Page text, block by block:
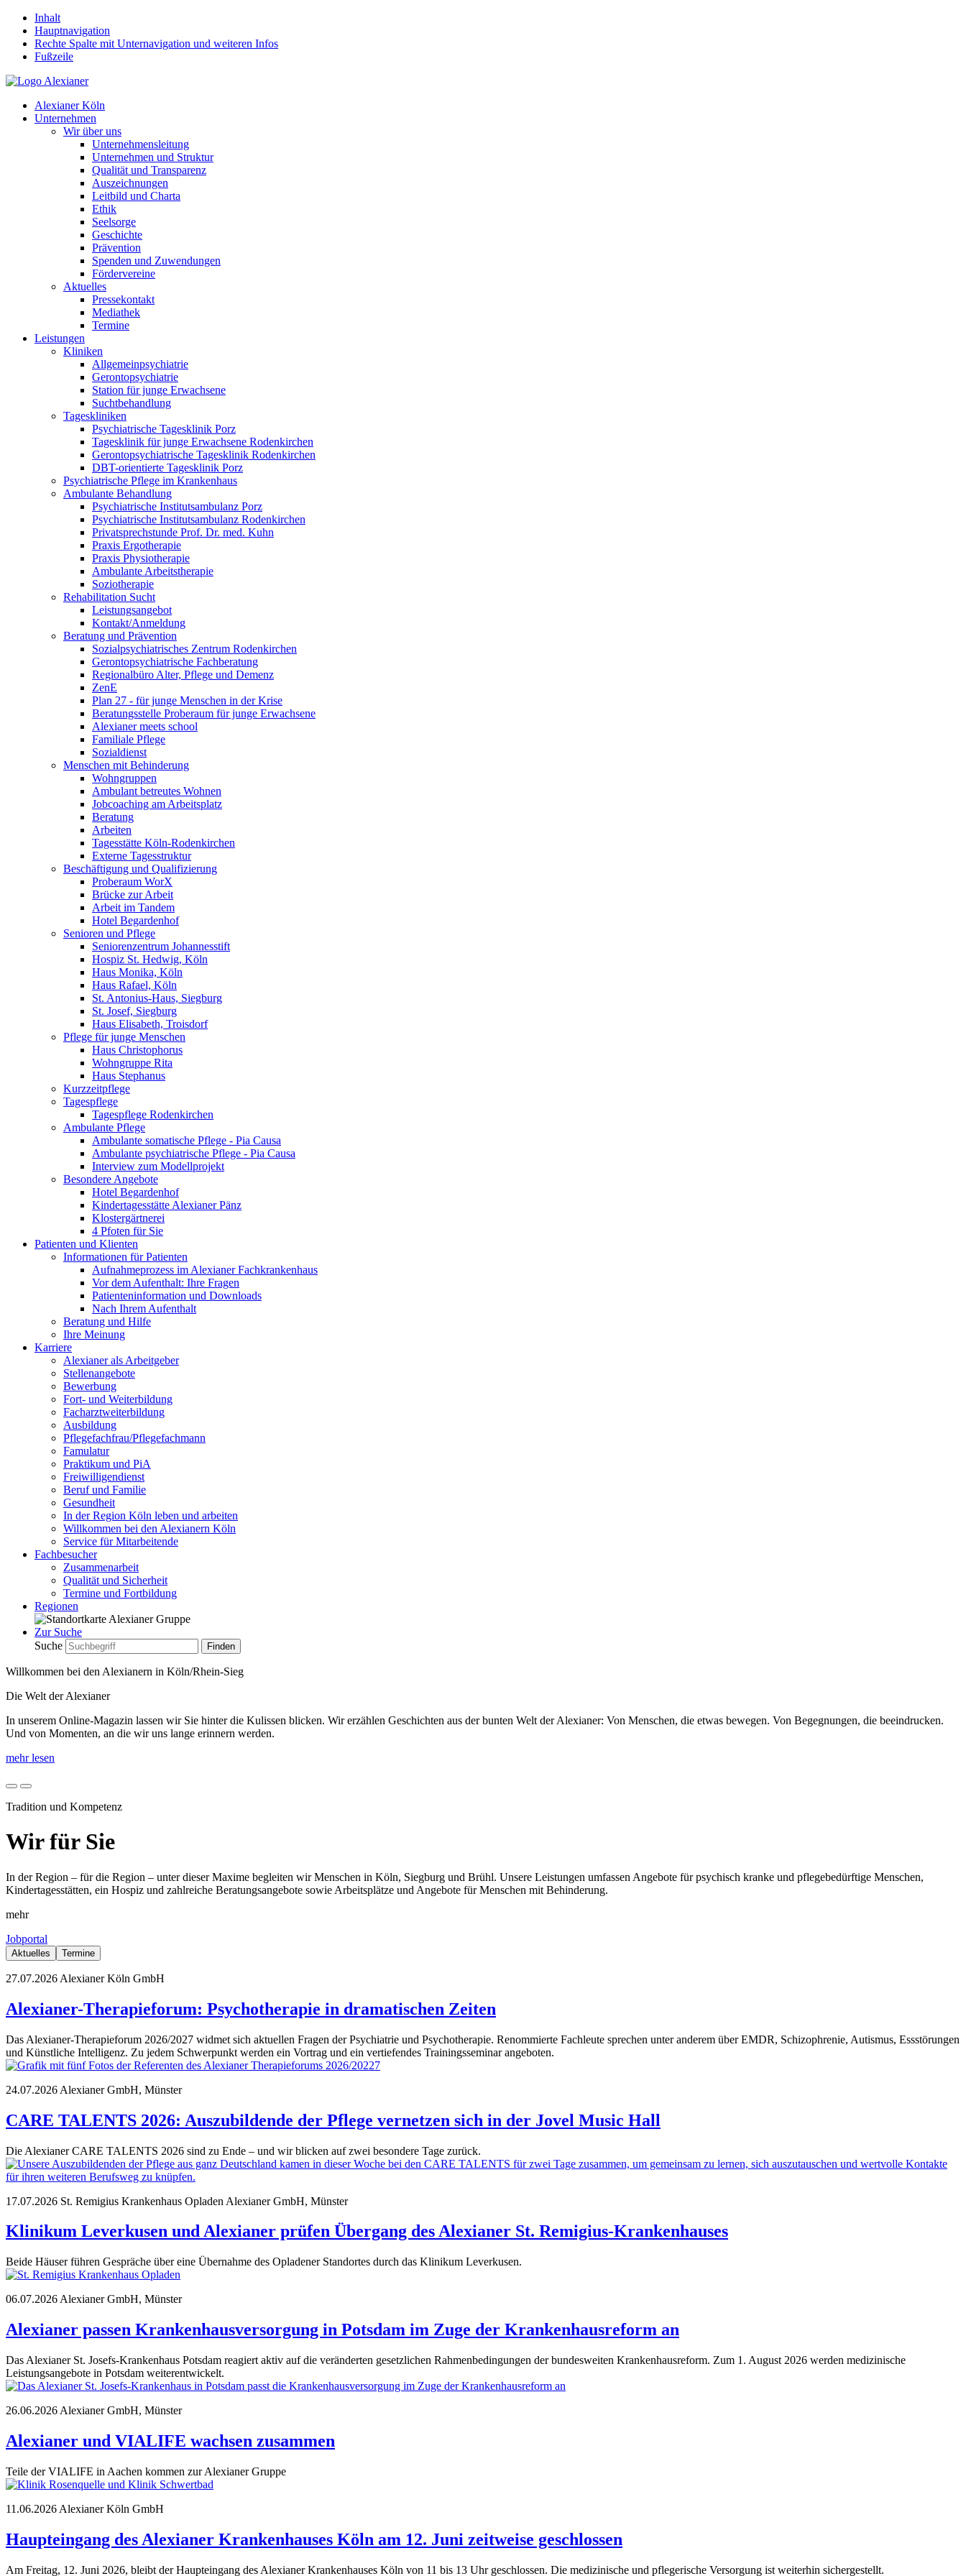
Inhalt
Hauptnavigation
Rechte Spalte mit Unternavigation und weiteren Infos
Fußzeile
Alexianer Köln
Unternehmen
Wir über uns
Unternehmensleitung
Unternehmen und Struktur
Qualität und Transparenz
Auszeichnungen
Leitbild und Charta
Ethik
Seelsorge
Geschichte
Prävention
Spenden und Zuwendungen
Fördervereine
Aktuelles
Pressekontakt
Mediathek
Termine
Leistungen
Kliniken
Allgemeinpsychiatrie
Gerontopsychiatrie
Station für junge Erwachsene
Suchtbehandlung
Tageskliniken
Psychiatrische Tagesklinik Porz
Tagesklinik für junge Erwachsene Rodenkirchen
Gerontopsychiatrische Tagesklinik Rodenkirchen
DBT-orientierte Tagesklinik Porz
Psychiatrische Pflege im Krankenhaus
Ambulante Behandlung
Psychiatrische Institutsambulanz Porz
Psychiatrische Institutsambulanz Rodenkirchen
Privatsprechstunde Prof. Dr. med. Kuhn
Praxis Ergotherapie
Praxis Physiotherapie
Ambulante Arbeitstherapie
Soziotherapie
Rehabilitation Sucht
Leistungsangebot
Kontakt/Anmeldung
Beratung und Prävention
Sozialpsychiatrisches Zentrum Rodenkirchen
Gerontopsychiatrische Fachberatung
Regionalbüro Alter, Pflege und Demenz
ZenE
Plan 27 - für junge Menschen in der Krise
Beratungsstelle Proberaum für junge Erwachsene
Alexianer meets school
Familiale Pflege
Sozialdienst
Menschen mit Behinderung
Wohngruppen
Ambulant betreutes Wohnen
Jobcoaching am Arbeitsplatz
Beratung
Arbeiten
Tagesstätte Köln-Rodenkirchen
Externe Tagesstruktur
Beschäftigung und Qualifizierung
Proberaum WorX
Brücke zur Arbeit
Arbeit im Tandem
Hotel Begardenhof
Senioren und Pflege
Seniorenzentrum Johannesstift
Hospiz St. Hedwig, Köln
Haus Monika, Köln
Haus Rafael, Köln
St. Antonius-Haus, Siegburg
St. Josef, Siegburg
Haus Elisabeth, Troisdorf
Pflege für junge Menschen
Haus Christophorus
Wohngruppe Rita
Haus Stephanus
Kurzzeitpflege
Tagespflege
Tagespflege Rodenkirchen
Ambulante Pflege
Ambulante somatische Pflege - Pia Causa
Ambulante psychiatrische Pflege - Pia Causa
Interview zum Modellprojekt
Besondere Angebote
Hotel Begardenhof
Kindertagesstätte Alexianer Pänz
Klostergärtnerei
4 Pfoten für Sie
Patienten und Klienten
Informationen für Patienten
Aufnahmeprozess im Alexianer Fachkrankenhaus
Vor dem Aufenthalt: Ihre Fragen
Patienteninformation und Downloads
Nach Ihrem Aufenthalt
Beratung und Hilfe
Ihre Meinung
Karriere
Alexianer als Arbeitgeber
Stellenangebote
Bewerbung
Fort- und Weiterbildung
Facharztweiterbildung
Ausbildung
Pflegefachfrau/Pflegefachmann
Famulatur
Praktikum und PiA
Freiwilligendienst
Beruf und Familie
Gesundheit
In der Region Köln leben und arbeiten
Willkommen bei den Alexianern Köln
Service für Mitarbeitende
Fachbesucher
Zusammenarbeit
Qualität und Sicherheit
Termine und Fortbildung
Regionen
Zur Suche
Suche
Willkommen bei den Alexianern in Köln/Rhein-Sieg
Die Welt der Alexianer
In unserem Online-Magazin lassen wir Sie hinter die Kulissen blicken. Wir erzählen Geschichten aus der bunten Welt der Alexianer: Von Menschen, die etwas bewegen. Von Begegnungen, die beeindrucken.
Und von Momenten, an die wir uns lange erinnern werden.
mehr lesen
Tradition und Kompetenz
Wir für Sie
In der Region – für die Region – unter dieser Maxime begleiten wir Menschen in Köln, Siegburg und Brühl. Unsere Leistungen umfassen Angebote für psychisch kranke und pflegebedürftige Menschen,
Kindertagesstätten, ein Hospiz und zahlreiche Beratungsangebote sowie Arbeitsplätze und Angebote für Menschen mit Behinderung.
mehr
Jobportal
Aktuelles Termine
27.07.2026 Alexianer Köln GmbH
Alexianer-Therapieforum: Psychotherapie in dramatischen Zeiten
Das Alexianer-Therapieforum 2026/2027 widmet sich aktuellen Fragen der Psychiatrie und Psychotherapie. Renommierte Fachleute sprechen unter anderem über EMDR, Schizophrenie, Autismus, Essstörungen
und Künstliche Intelligenz. Zu jedem Schwerpunkt werden ein Vortrag und ein vertiefendes Trainingsseminar angeboten.
24.07.2026 Alexianer GmbH, Münster
CARE TALENTS 2026: Auszubildende der Pflege vernetzen sich in der Jovel Music Hall
Die Alexianer CARE TALENTS 2026 sind zu Ende – und wir blicken auf zwei besondere Tage zurück.
17.07.2026 St. Remigius Krankenhaus Opladen Alexianer GmbH, Münster
Klinikum Leverkusen und Alexianer prüfen Übergang des Alexianer St. Remigius-Krankenhauses
Beide Häuser führen Gespräche über eine Übernahme des Opladener Standortes durch das Klinikum Leverkusen.
06.07.2026 Alexianer GmbH, Münster
Alexianer passen Krankenhausversorgung in Potsdam im Zuge der Krankenhausreform an
Das Alexianer St. Josefs-Krankenhaus Potsdam reagiert aktiv auf die veränderten gesetzlichen Rahmenbedingungen der bundesweiten Krankenhausreform. Zum 1. August 2026 werden medizinische
Leistungsangebote in Potsdam weiterentwickelt.
26.06.2026 Alexianer GmbH, Münster
Alexianer und VIALIFE wachsen zusammen
Teile der VIALIFE in Aachen kommen zur Alexianer Gruppe
11.06.2026 Alexianer Köln GmbH
Haupteingang des Alexianer Krankenhauses Köln am 12. Juni zeitweise geschlossen
Am Freitag, 12. Juni 2026, bleibt der Haupteingang des Alexianer Krankenhauses Köln von 11 bis 13 Uhr geschlossen. Die medizinische und pflegerische Versorgung ist weiterhin sichergestellt.